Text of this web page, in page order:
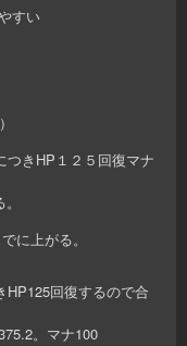
すい
つきHP１２５回復マナ
に上がる。
HP125回復するので合
。マナ100